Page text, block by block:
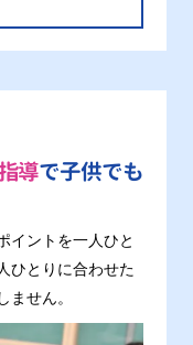
導で子供でも
イントを一人ひと
ひとりに合わせた
せん。